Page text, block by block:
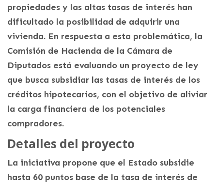
propiedades y las altas tasas de interés han
dificultado la posibilidad de adquirir una
vivienda. En respuesta a esta problemática, la
Comisión de Hacienda de la Cámara de
Diputados está evaluando un proyecto de ley
que busca subsidiar las tasas de interés de los
créditos hipotecarios, con el objetivo de aliviar
la carga financiera de los potenciales
compradores.
Detalles del proyecto
La iniciativa propone que el Estado subsidie
hasta 60 puntos base de la tasa de interés de